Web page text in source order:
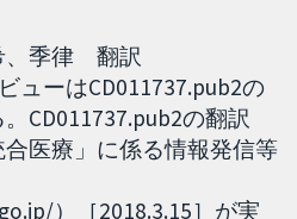
、季律 翻訳
ューはCD011737.pub2の
CD011737.pub2の翻訳
医療」に係る情報発信等
）［2018.3.15］が実